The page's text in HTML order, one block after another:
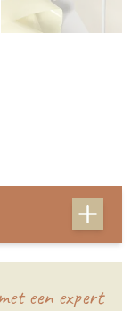
een expert